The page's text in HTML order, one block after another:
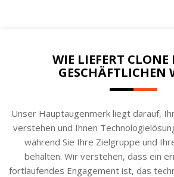
WIE LIEFERT CLONE
GESCHÄFTLICHEN
Unser Hauptaugenmerk liegt darauf,
verstehen und Ihnen
während Sie Ihre Zielgruppe und
behalten. Wir verstehen, dass ein
fortlaufendes Engagement ist, das